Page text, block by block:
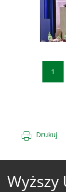
1
Drukuj
Wyższy